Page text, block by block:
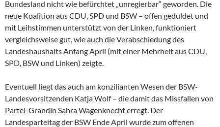
Bundesland nicht wie befürchtet „unregierbar“ geworden. Die
neue Koalition aus CDU, SPD und BSW – offen geduldet und
mit Leihstimmen unterstützt von der Linken, funktioniert
vergleichsweise gut, wie auch die Verabschiedung des
Landeshaushalts Anfang April (mit einer Mehrheit aus CDU,
SPD, BSW und Linken) zeigte.
Eventuell liegt das auch am konzilianten Wesen der BSW-
Landesvorsitzenden Katja Wolf – die damit das Missfallen von
Partei-Grandin Sahra Wagenknecht erregt. Der
Landesparteitag der BSW Ende April wurde zum offenen